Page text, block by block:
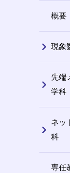
概要
現象
先端
学科
ネッ
科
専任